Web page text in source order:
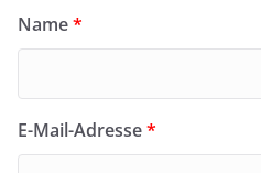
Name*
E-Mail-Adresse*